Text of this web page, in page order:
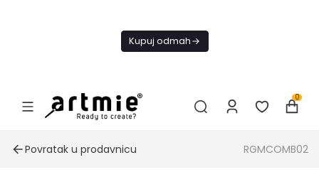
Kupuj odmah
0
Povratak u prodavnicu RGMCOMB02